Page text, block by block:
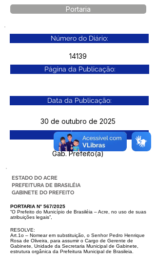
Portaria
Número do Diário:
14139
Página da Publicação:
Data da Publicação:
30 de outubro de 2025
Órgão:
Gab. Prefeito(a)
ESTADO DO ACRE
PREFEITURA DE BRASILÉIA
GABINETE DO PREFEITO
PORTARIA N° 567/2025
“O Prefeito do Município de Brasiléia – Acre, no uso de suas
atribuições legais”,
RESOLVE:
Art.1o – Nomear em substituição, o Senhor Pedro Henrique
Rosa de Oliveira, para assumir o Cargo de Gerente de
Gabinete, Unidade da Secretaria Municipal de Gabinete,
estrutura orgânica da Prefeitura Municipal de Brasileia.